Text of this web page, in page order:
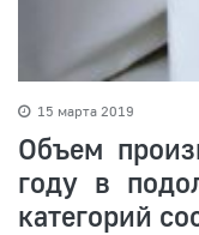
15 марта 2019
Объем
году в
категорий